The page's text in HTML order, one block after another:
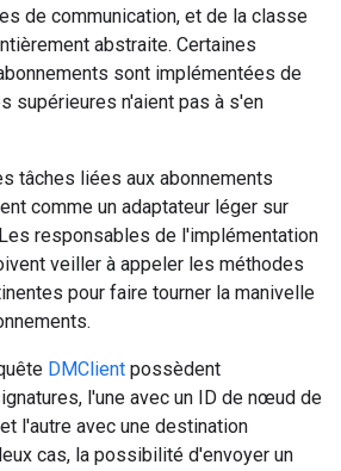
de communication, et de la classe
abstraite. Certaines
sont implémentées de
supérieures n'aient pas à s'en
tâches liées aux abonnements
comme un adaptateur léger sur
responsables de l'implémentation
veiller à appeler les méthodes
pour faire tourner la manivelle
DMClient possèdent
l'une avec un ID de nœud de
l'autre avec une destination
cas, la possibilité d'envoyer un